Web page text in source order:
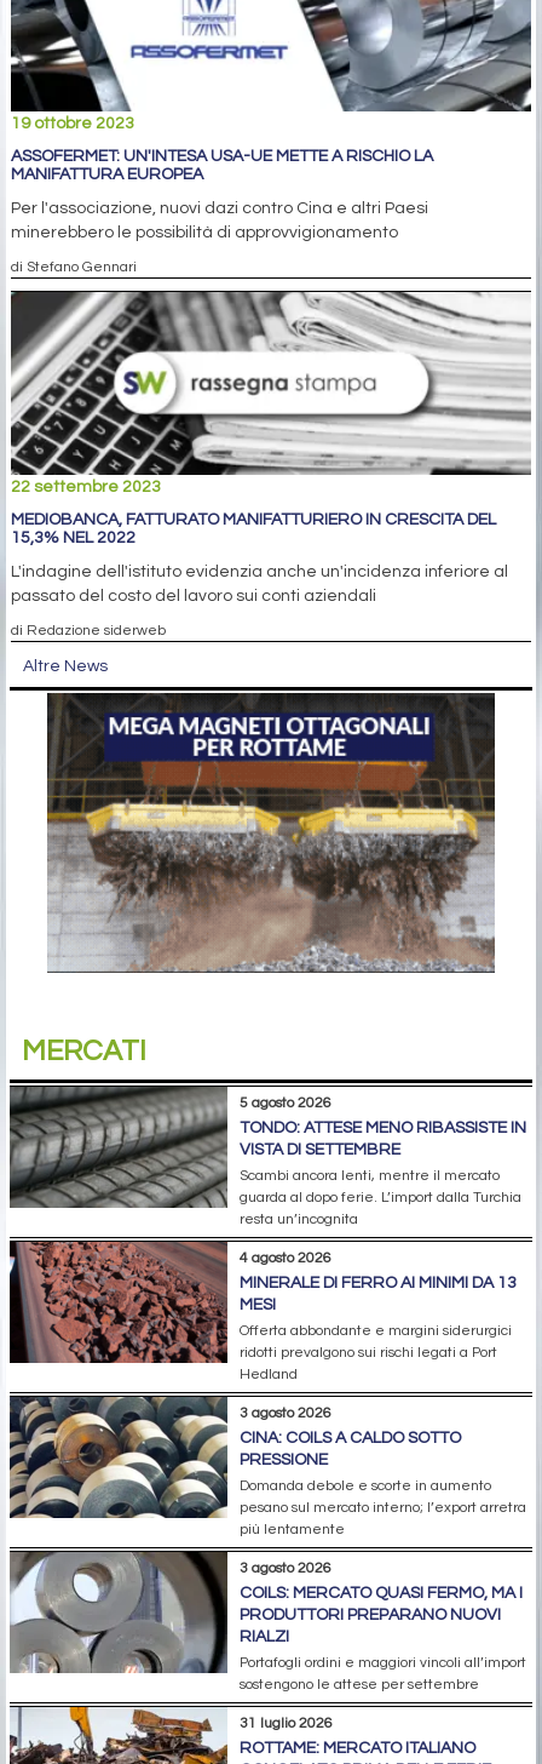
19 ottobre 2023
ASSOFERMET: UN'INTESA USA-UE METTE A RISCHIO LA
MANIFATTURA EUROPEA
Per l'associazione, nuovi dazi contro Cina e altri Paesi
minerebbero le possibilità di approvvigionamento
di Stefano Gennari
22 settembre 2023
MEDIOBANCA, FATTURATO MANIFATTURIERO IN CRESCITA DEL
15,3% NEL 2022
L'indagine dell'istituto evidenzia anche un'incidenza inferiore al
passato del costo del lavoro sui conti aziendali
di Redazione siderweb
Altre News
MERCATI
5 agosto 2026
TONDO: ATTESE MENO RIBASSISTE IN
VISTA DI SETTEMBRE
Scambi ancora lenti, mentre il mercato
guarda al dopo ferie. L’import dalla Turchia
resta un’incognita
4 agosto 2026
MINERALE DI FERRO AI MINIMI DA 13
MESI
Offerta abbondante e margini siderurgici
ridotti prevalgono sui rischi legati a Port
Hedland
3 agosto 2026
CINA: COILS A CALDO SOTTO
PRESSIONE
Domanda debole e scorte in aumento
pesano sul mercato interno; l’export arretra
più lentamente
3 agosto 2026
COILS: MERCATO QUASI FERMO, MA I
PRODUTTORI PREPARANO NUOVI
RIALZI
Portafogli ordini e maggiori vincoli all’import
sostengono le attese per settembre
31 luglio 2026
ROTTAME: MERCATO ITALIANO